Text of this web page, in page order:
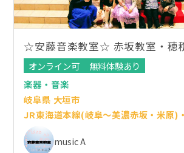
☆安藤音楽教室☆ 赤坂教室・穂
オンライン可
無料体験あり
楽器・音楽
岐阜県 大垣市
JR東海道本線(岐阜～美濃赤坂・米原)
music A